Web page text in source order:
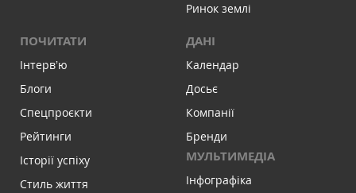
Ринок землі
ПОЧИТАТИ
Інтервʼю
Блоги
Спецпроєкти
Рейтинги
Історії успіху
Стиль життя
ДАНІ
Календар
Досьє
Компанії
Бренди
МУЛЬТИМЕДІА
Інфографіка